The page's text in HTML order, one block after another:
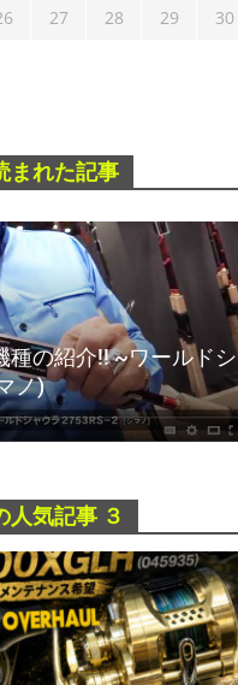
27 28 29
30
まれた記事
種の紹介!! ~ワールドシ
ノ)
人気記事 ３